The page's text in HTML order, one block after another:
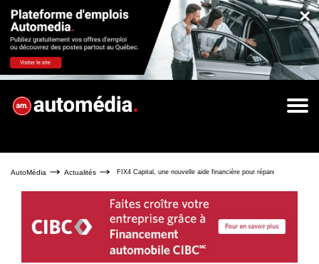
×
AutoMédia Actualités FIX4 Capital, une nouvelle aide financière pour réparer son véhicule